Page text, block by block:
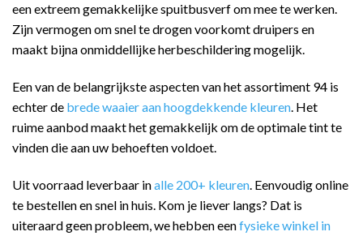
een extreem gemakkelijke spuitbusverf om mee te werken.
Zijn vermogen om snel te drogen voorkomt druipers en
maakt bijna onmiddellijke herbeschildering mogelijk.
Een van de belangrijkste aspecten van het assortiment 94 is
echter de brede waaier aan hoogdekkende kleuren. Het
ruime aanbod maakt het gemakkelijk om de optimale tint te
vinden die aan uw behoeften voldoet.
Uit voorraad leverbaar inalle 200+ kleuren . Eenvoudig online
te bestellen en snel in huis. Kom je liever langs? Dat is
uiteraard geen probleem, we hebben eenfysieke winkel in